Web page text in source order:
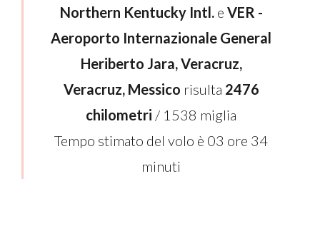
Northern Kentucky Intl.e VER -
Aeroporto Internazionale General
Heriberto Jara, Veracruz,
Veracruz, Messico risulta 2476
chilometri / 1538 miglia
Tempo stimato del volo è 03 ore 34
minuti